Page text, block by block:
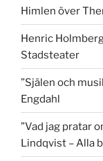
Himlen över
Henric
Stadsteater
”Själen och
Engdahl
”Vad jag pratar
Lindqvist – Alla